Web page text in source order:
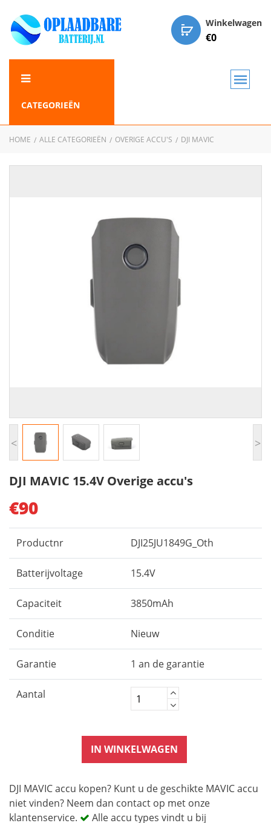
Winkelwagen
€0
CATEGORIEËN
HOME ALLE CATEGORIEËN OVERIGE ACCU'S DJI MAVIC
< >
DJI MAVIC 15.4V Overige accu's
€90
Productnr DJI25JU1849G_Oth
Batterijvoltage 15.4V
Capaciteit 3850mAh
Conditie Nieuw
Garantie 1 an de garantie
Aantal
IN WINKELWAGEN
DJI MAVIC accu kopen? Kunt u de geschikte MAVIC accu
niet vinden? Neem dan contact op met onze
klantenservice.
Alle accu types vindt u bij